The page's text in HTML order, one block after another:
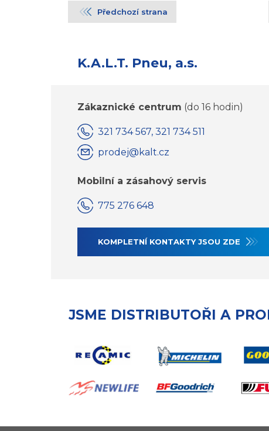
Předchozí strana
K.A.L.T. Pneu, a.s.
Zákaznické centrum (do 16 hodin)
321 734 567, 321 734 511
prodej@kalt.cz
Mobilní a zásahový servis
775 276 648
KOMPLETNÍ KONTAKTY JSOU ZDE
JSME DISTRIBUTOŘI A